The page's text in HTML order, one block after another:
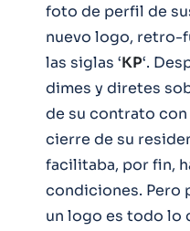
foto de perfil de
nuevo logo, retro-
las siglas ‘KP‘.
dimes y diretes
de su contrato con
cierre de su
facilitaba, por fin,
condiciones. Pero
un logo es todo lo